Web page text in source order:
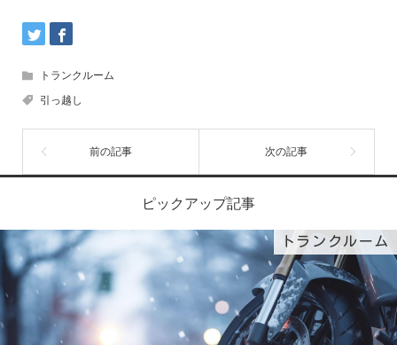
トランクルーム
引っ越し
ピックアップ記事
トランクルーム